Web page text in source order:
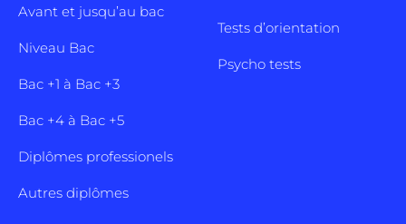
Avant et jusqu’au bac
Niveau Bac
Bac +1 à Bac +3
Bac +4 à Bac +5
Diplômes professionels
Autres diplômes
Tests d’orientation
Psycho tests